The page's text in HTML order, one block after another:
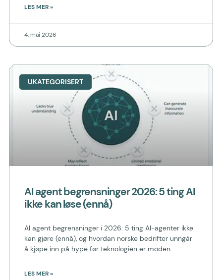
LES MER »
4. mai 2026
UKATEGORISERT
AI agent begrensninger 2026: 5 ting AI
ikke kan løse (ennå)
AI agent begrensninger i 2026: 5 ting AI-agenter ikke
kan gjøre (ennå), og hvordan norske bedrifter unngår
å kjøpe inn på hype før teknologien er moden.
LES MER »